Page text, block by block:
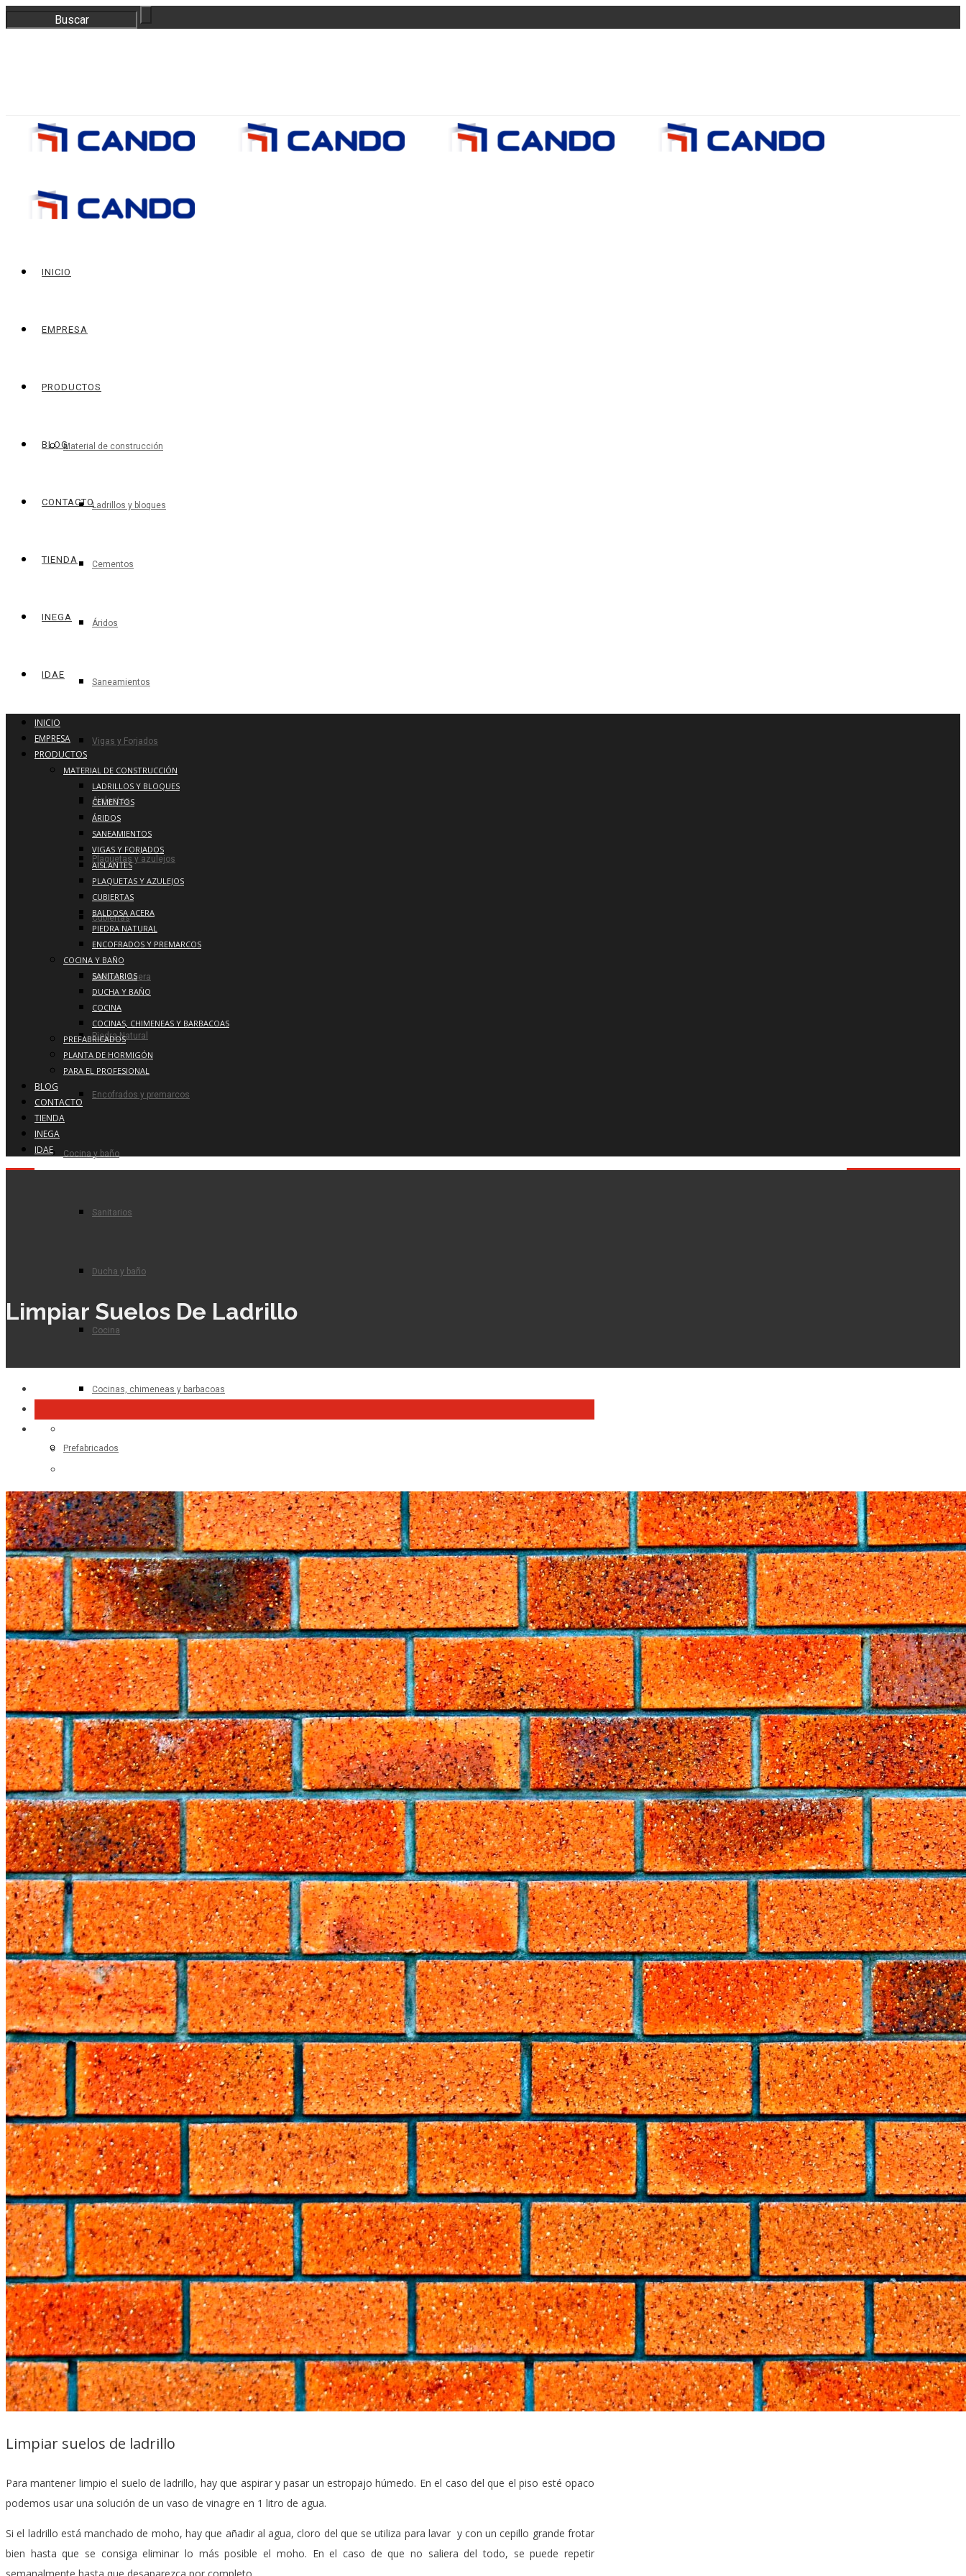
INICIO
EMPRESA
PRODUCTOS
Material de construcción
Ladrillos y bloques
Cementos
Áridos
Saneamientos
Vigas y Forjados
Aislantes
Plaquetas y azulejos
Cubiertas
Baldosa Acera
Piedra Natural
Encofrados y premarcos
Cocina y baño
Sanitarios
Ducha y baño
Cocina
Cocinas, chimeneas y barbacoas
Prefabricados
Planta de hormigón
Para el profesional
BLOG
CONTACTO
TIENDA
INEGA
IDAE
INICIO
EMPRESA
PRODUCTOS
MATERIAL DE CONSTRUCCIÓN
LADRILLOS Y BLOQUES
CEMENTOS
ÁRIDOS
SANEAMIENTOS
VIGAS Y FORJADOS
AISLANTES
PLAQUETAS Y AZULEJOS
CUBIERTAS
BALDOSA ACERA
PIEDRA NATURAL
ENCOFRADOS Y PREMARCOS
COCINA Y BAÑO
SANITARIOS
DUCHA Y BAÑO
COCINA
COCINAS, CHIMENEAS Y BARBACOAS
PREFABRICADOS
PLANTA DE HORMIGÓN
PARA EL PROFESIONAL
BLOG
CONTACTO
TIENDA
INEGA
IDAE
Limpiar Suelos De Ladrillo
Limpiar suelos de ladrillo
Para mantener limpio el suelo de ladrillo, hay que aspirar y pasar un estropajo húmedo. En el caso del que el piso esté opaco
podemos usar una solución de un vaso de vinagre en 1 litro de agua.
Si el ladrillo está manchado de moho, hay que añadir al agua, cloro del que se utiliza para lavar y con un cepillo grande frotar
bien hasta que se consiga eliminar lo más posible el moho. En el caso de que no saliera del todo, se puede repetir